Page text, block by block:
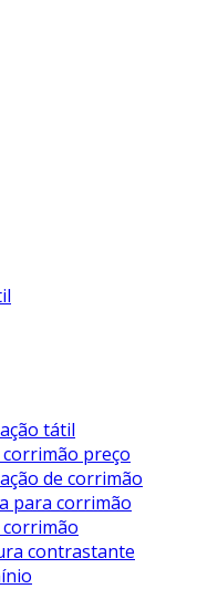
tátil
preço
de corrimão
para corrimão
contrastante